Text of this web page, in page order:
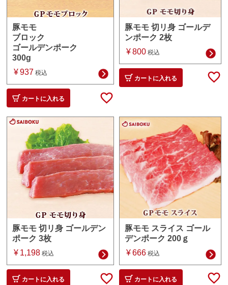
豚モモ
ブロック
ゴールデンポーク
300g
¥ 937 税込
カートに入れる
豚モモ 切リ身 ゴールデ
ンポーク 2枚
¥800 税込
カートに入れる
豚モモ 切リ身 ゴールデン
ポーク 3枚
¥ 1,198 税込
カートに入れる
豚モモ スライス ゴール
デンポーク 200ｇ
¥666 税込
カートに入れる